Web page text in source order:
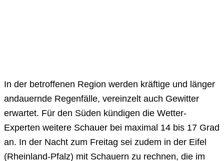
In der betroffenen Region werden kräftige und länger
andauernde Regenfälle, vereinzelt auch Gewitter
erwartet. Für den Süden kündigen die Wetter-
Experten weitere Schauer bei maximal 14 bis 17 Grad
an. In der Nacht zum Freitag sei zudem in der Eifel
(Rheinland-Pfalz) mit Schauern zu rechnen, die im